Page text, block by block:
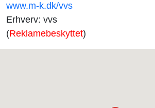
www.m-k.dk/vvs
Erhverv: vvs
(Reklamebeskyttet)